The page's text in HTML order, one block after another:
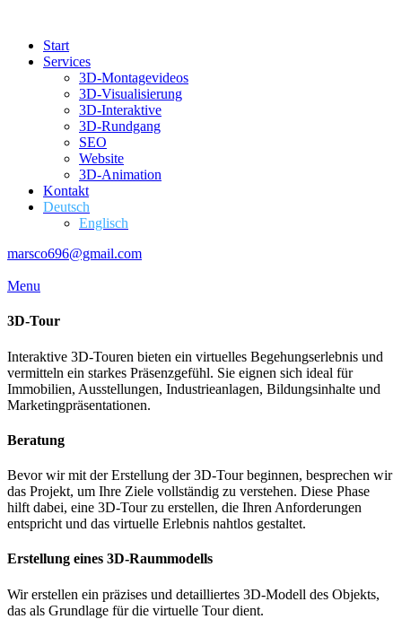
Start
Services
3D-Montagevideos
3D-Visualisierung
3D-Interaktive
3D-Rundgang
SEO
Website
3D-Animation
Kontakt
Deutsch
Englisch
marsco696@gmail.com
Menu
3D-Tour
Interaktive 3D-Touren bieten ein virtuelles Begehungserlebnis und
vermitteln ein starkes Präsenzgefühl. Sie eignen sich ideal für
Immobilien, Ausstellungen, Industrieanlagen, Bildungsinhalte und
Marketingpräsentationen.
Beratung
Bevor wir mit der Erstellung der 3D-Tour beginnen, besprechen wir
das Projekt, um Ihre Ziele vollständig zu verstehen. Diese Phase
hilft dabei, eine 3D-Tour zu erstellen, die Ihren Anforderungen
entspricht und das virtuelle Erlebnis nahtlos gestaltet.
Erstellung eines 3D-Raummodells
Wir erstellen ein präzises und detailliertes 3D-Modell des Objekts,
das als Grundlage für die virtuelle Tour dient.